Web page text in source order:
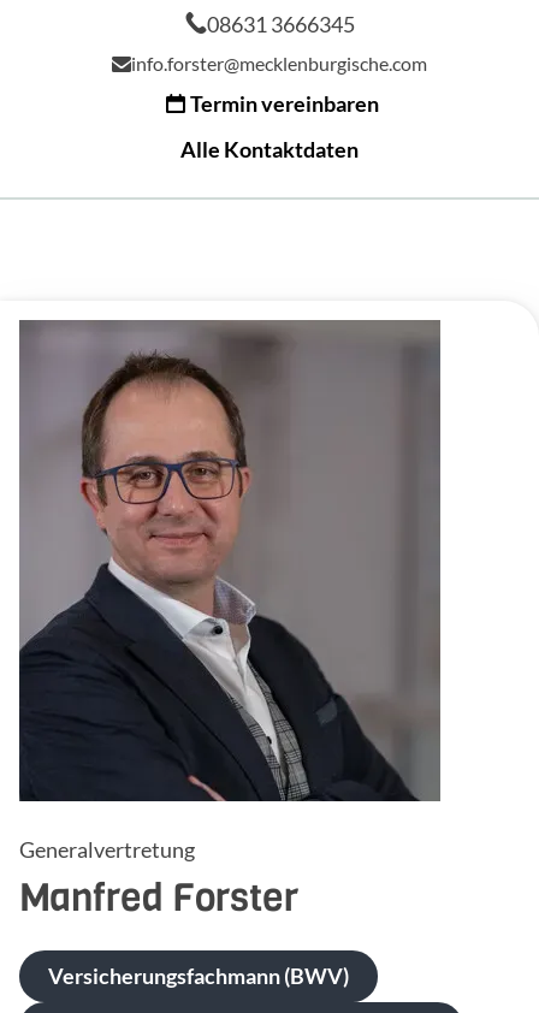
08631 3666345
info.forster@mecklenburgische.com
Termin vereinbaren
Alle Kontaktdaten
Generalvertretung
Manfred Forster
Versicherungsfachmann (BWV)